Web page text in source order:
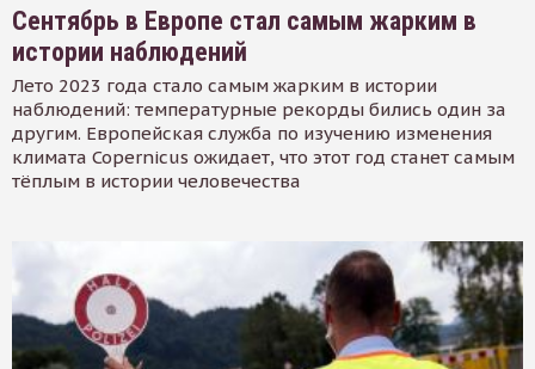
Сентябрь в Европе стал самым жарким в
истории наблюдений
Лето 2023 года стало самым жарким в истории
наблюдений: температурные рекорды бились один за
другим. Европейская служба по изучению изменения
климата Copernicus ожидает, что этот год станет самым
тёплым в истории человечества